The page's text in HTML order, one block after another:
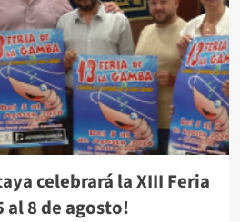
celebrará la XIII Feria
al 8 de agosto!